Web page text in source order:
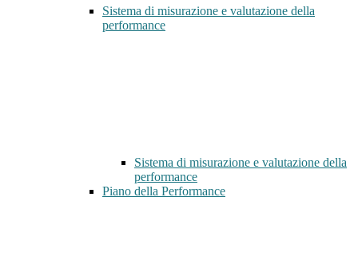
Sistema di misurazione e valutazione della
performance
Sistema di misurazione e valutazione della
performance
Piano della Performance